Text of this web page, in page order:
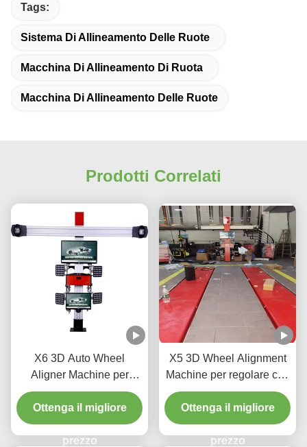
Tags:
Sistema Di Allineamento Delle Ruote
Macchina Di Allineamento Di Ruota
Macchina Di Allineamento Delle Ruote
Prodotti Correlati
X6 3D Auto Wheel
Aligner Machine per
negozio di automobili
Ottenga il migliore
prezzo
X5 3D Wheel Alignment
Machine per regolare con
precisione i pneumatici
Ottenga il migliore
prezzo